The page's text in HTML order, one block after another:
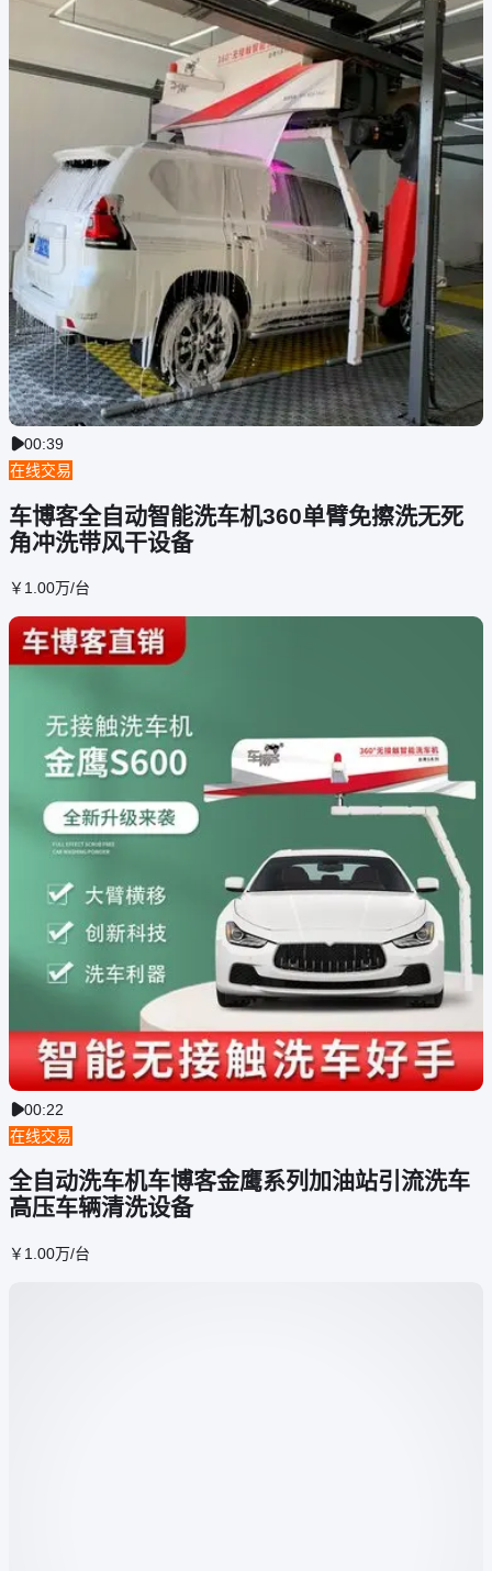
00:39
在线交易
车博客全自动智能洗车机360单臂免擦洗无死
角冲洗带风干设备
￥ 1.00万/台
00:22
在线交易
全自动洗车机车博客金鹰系列加油站引流洗车
高压车辆清洗设备
￥ 1 .00万/台